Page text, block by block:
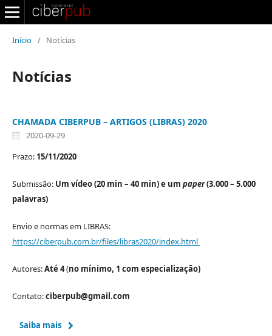
Início / Notícias
Notícias
CHAMADA CIBERPUB – ARTIGOS (LIBRAS) 2020
2020-09-29
Prazo: 15/11/2020
Submissão: Um vídeo (20 min – 40 min) e um paper(3.000 – 5.000
palavras)
Envio e normas em LIBRAS:
https://ciberpub.com.br/files/libras2020/index.html
Autores:Até 4(no mínimo, 1 com especialização)
Contato:ciberpub@gmail.com
Saiba mais